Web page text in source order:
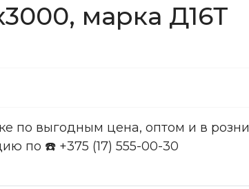
марка Д16Т
по выгодным цена, оптом и в
по ☎️ +375 (17) 555-00-30